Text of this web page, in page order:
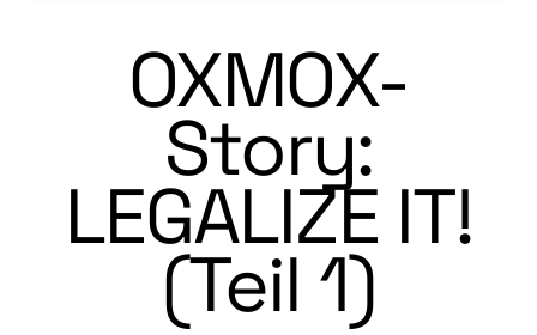
OXMOX-
Story:
LEGALIZE IT!
(Teil 1)